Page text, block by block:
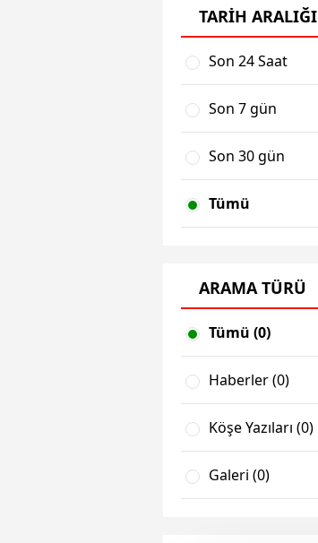
TARİH ARALIĞI
Son 24 Saat
Son 7 gün
Son 30 gün
Tümü
ARAMA TÜRÜ
Tümü (0)
Haberler (0)
Köşe Yazıları (0)
Galeri (0)